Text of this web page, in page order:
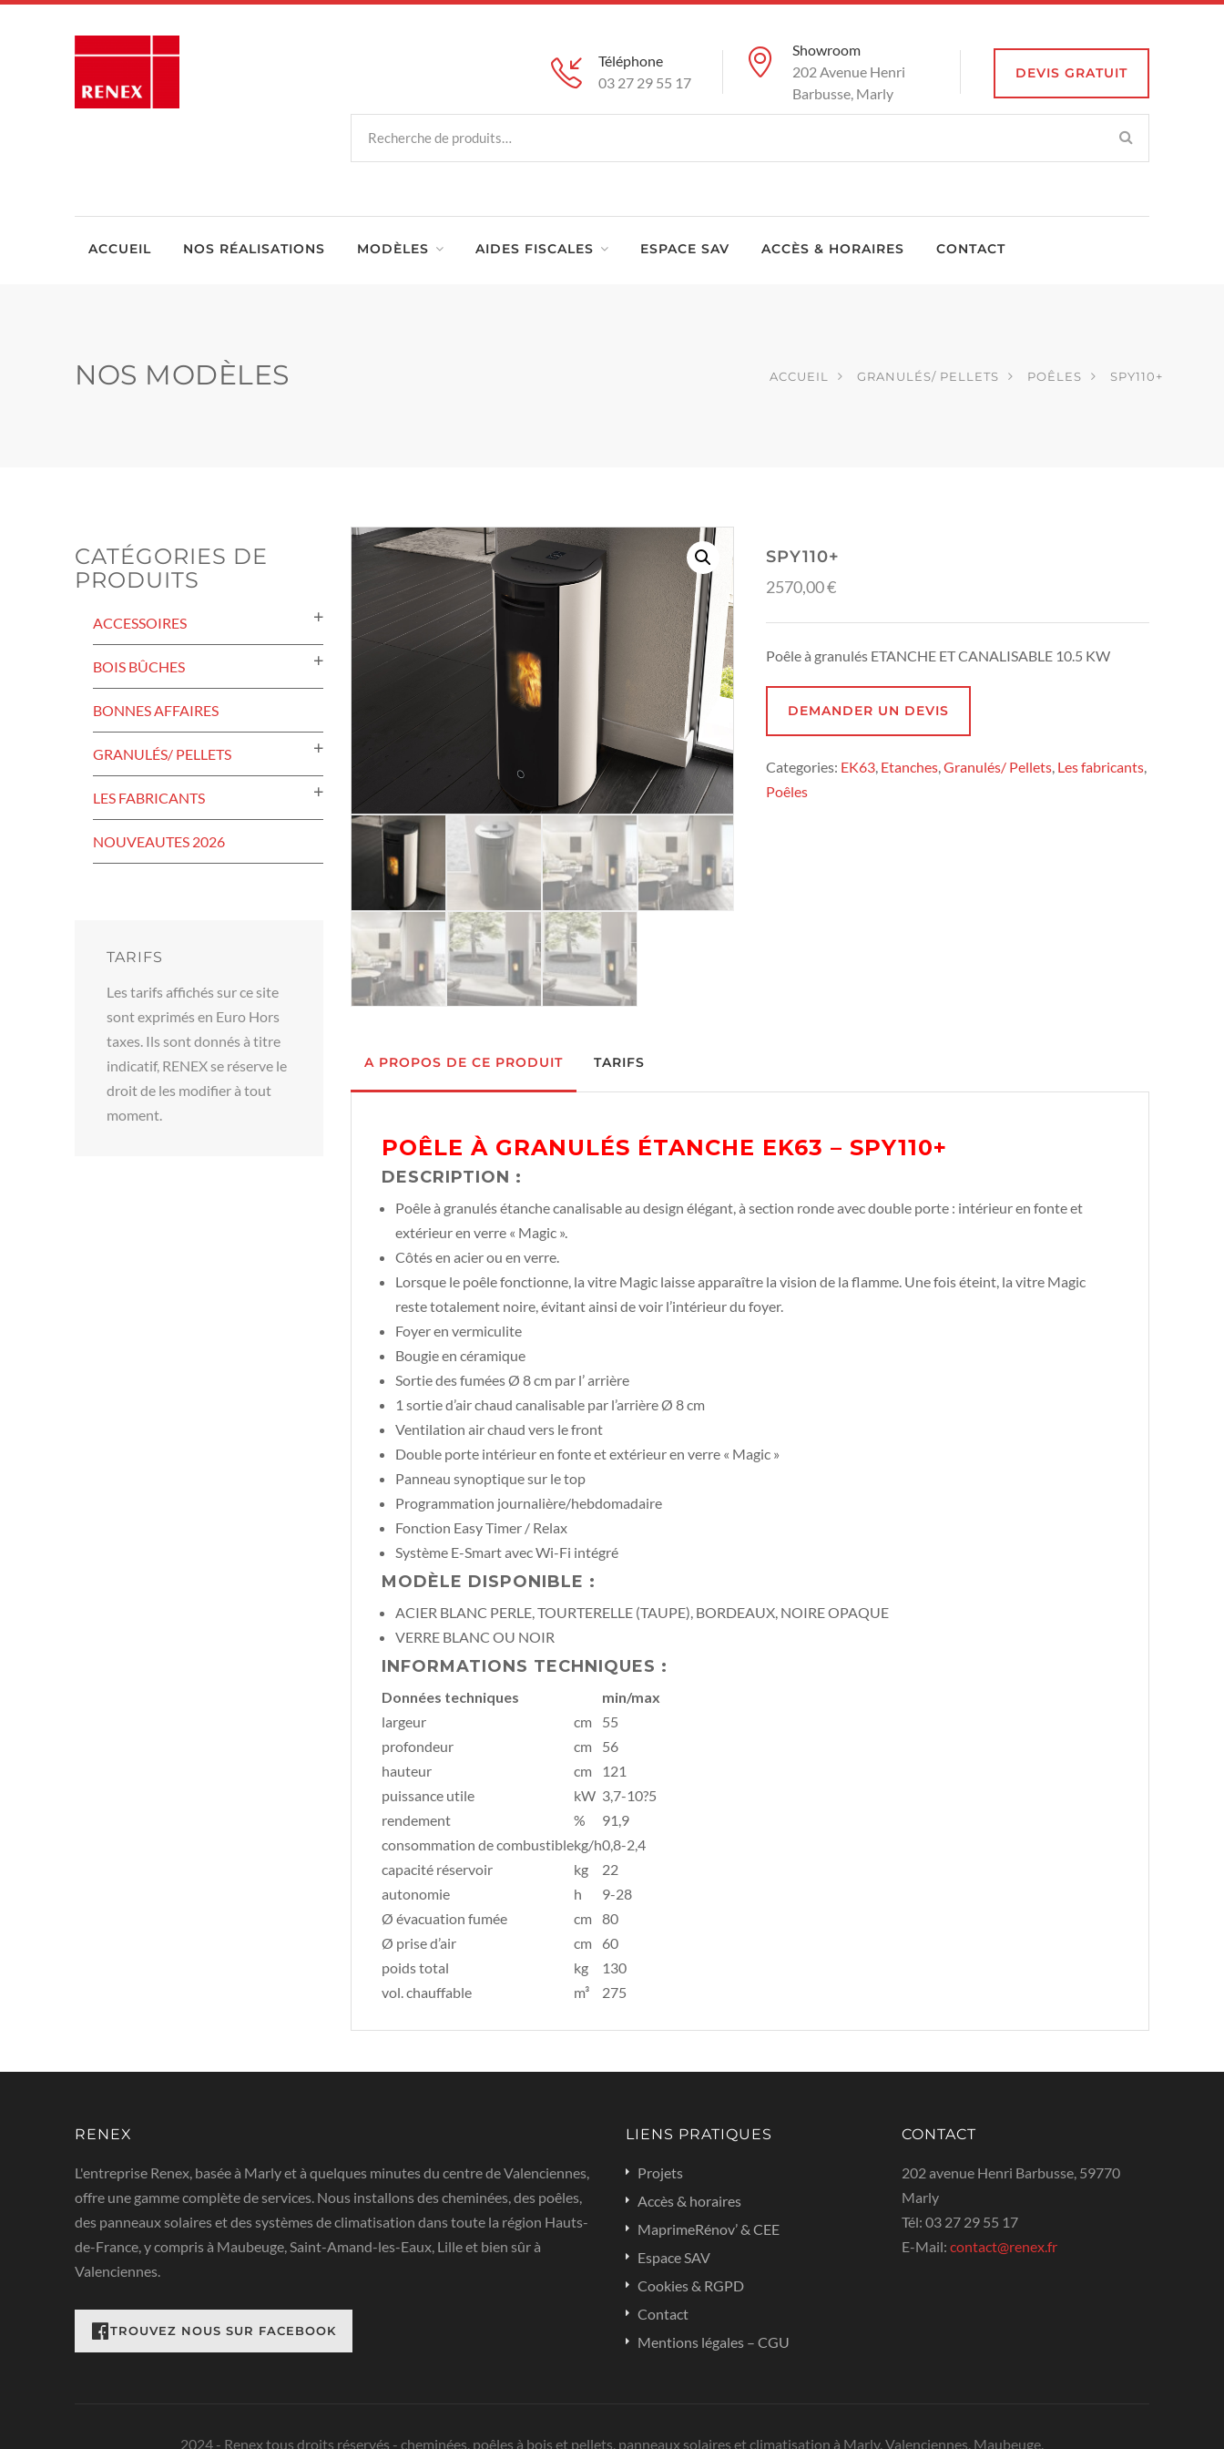
Téléphone
03 27 29 55 17
Showroom
202 Avenue Henri
Barbusse, Marly
DEVIS GRATUIT
ACCUEIL NOS RÉALISATIONS MODÈLES AIDES FISCALES ESPACE SAV ACCÈS & HORAIRES CONTACT
NOS MODÈLES ACCUEIL GRANULÉS/ PELLETS POÊLES SPY110+
SPY110+
2570,00€
Poêle à granulés ETANCHE ET CANALISABLE 10.5 KW
DEMANDER UN DEVIS
Categories: EK63, Etanches,Granulés/ Pellets, Les fabricants,
Poêles
A PROPOS DE CE PRODUIT TARIFS
POÊLE À GRANULÉS ÉTANCHE EK63 – SPY110+
DESCRIPTION :
Poêle à granulés étanche canalisable au design élégant, à section ronde avec double porte : intérieur en fonte et
extérieur en verre « Magic ».
Côtés en acier ou en verre.
Lorsque le poêle fonctionne, la vitre Magic laisse apparaître la vision de la flamme. Une fois éteint, la vitre Magic
reste totalement noire, évitant ainsi de voir l’intérieur du foyer.
Foyer en vermiculite
Bougie en céramique
Sortie des fumées Ø 8 cm par l’ arrière
1 sortie d’air chaud canalisable par l’arrière Ø 8 cm
Ventilation air chaud vers le front
Double porte intérieur en fonte et extérieur en verre « Magic »
Panneau synoptique sur le top
Programmation journalière/hebdomadaire
Fonction Easy Timer / Relax
Système E-Smart avec Wi-Fi intégré
MODÈLE DISPONIBLE :
ACIER BLANC PERLE, TOURTERELLE (TAUPE), BORDEAUX, NOIRE OPAQUE
VERRE BLANC OU NOIR
INFORMATIONS TECHNIQUES :
Données techniques
min/max
largeur
cm
55
profondeur
cm
56
hauteur
cm
121
puissance utile
kW 3,7-10?5
rendement
%
91,9
consommation de combustiblekg/h0,8-2,4
capacité réservoir
kg
22
autonomie
h
9-28
Ø évacuation fumée
cm
80
Ø prise d’air
cm
60
poids total
kg
130
vol. chauffable
m³ 275
CATÉGORIES DE
PRODUITS
ACCESSOIRES
BOIS BÛCHES
BONNES AFFAIRES
GRANULÉS/ PELLETS
LES FABRICANTS
NOUVEAUTES 2026
TARIFS
Les tarifs affichés sur ce site
sont exprimés en Euro Hors
taxes. Ils sont donnés à titre
indicatif, RENEX se réserve le
droit de les modifier à tout
moment.
RENEX
L'entreprise Renex, basée à Marly et à quelques minutes du centre de Valenciennes,
offre une gamme complète de services. Nous installons des cheminées, des poêles,
des panneaux solaires et des systèmes de climatisation dans toute la région Hauts-
de-France, y compris à Maubeuge, Saint-Amand-les-Eaux, Lille et bien sûr à
Valenciennes.
RETROUVEZ NOUS SUR FACEBOOK
LIENS PRATIQUES
Projets
Accès & horaires
MaprimeRénov’ & CEE
Espace SAV
Cookies & RGPD
Contact
Mentions légales – CGU
CONTACT
202 avenue Henri Barbusse, 59770
Marly
Tél: 03 27 29 55 17
E-Mail: contact@renex.fr
2024 - Renex tous droits réservés - cheminées, poêles à bois et pellets, panneaux solaires et climatisation à Marly, Valenciennes, Maubeuge.